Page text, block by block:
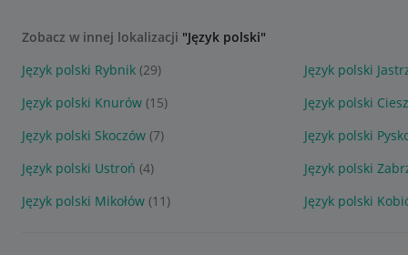
Zobacz w innej lokalizacji "Język polski"
Język polski Rybnik (29)
Język polski
Język polski Knurów (15)
Język polski
Język polski Skoczów (7)
Język polski
Język polski Ustroń (4)
Język polski
Język polski Mikołów (11) Język polski